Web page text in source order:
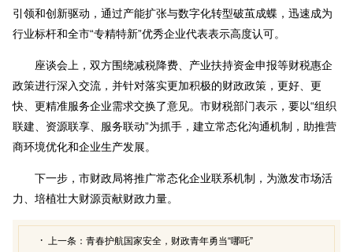
引领和创新驱动，通过产能扩张与数字化转型破茧成蝶，迅速成为
行业标杆和全市“专精特新”优秀企业代表表示高度认可。
座谈会上，双方围绕减税降费、产业扶持资金申报等财税惠企
政策进行深入交流，并针对落实更加积极的财政政策，更好、更
快、更精准服务企业需求交换了意见。市财税部门表示，要以“组织
联建、资源联享、服务联动”为抓手，建立常态化沟通机制，助推营
商环境优化和企业生产发展。
下一步，市财政局将推广常态化企业联系机制，为激发市场活
力、培植壮大财源贡献财政力量。
上一条： 青春护航国家安全，财政青年勇当“哪吒”